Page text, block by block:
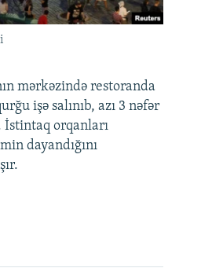
mərkəzində restoranda
işə salınıb, azı 3 nəfər
İstintaq orqanları
dayandığını